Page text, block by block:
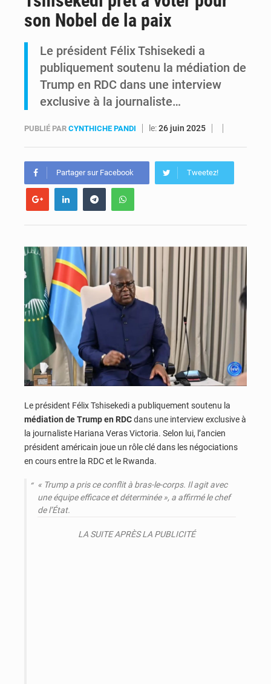
son Nobel de la paix
Le président Félix Tshisekedi a
publiquement soutenu la médiation de
Trump en RDC dans une interview
exclusive à la journaliste…
PUBLIÉ PAR CYNTHICHE PANDI le:26 juin 2025
Partager sur Facebook Tweetez!
Le président Félix Tshisekedi a publiquement soutenu la
médiation de Trump en RDCdans une interview exclusive à
la journaliste Hariana Veras Victoria. Selon lui, l’ancien
président américain joue un rôle clé dans les négociations
en cours entre la RDC et le Rwanda.
« Trump a pris ce conflit à bras-le-corps. Il agit avec
une équipe efficace et déterminée », a affirmé le chef
de l’État.
LA SUITE APRÈS LA PUBLICITÉ